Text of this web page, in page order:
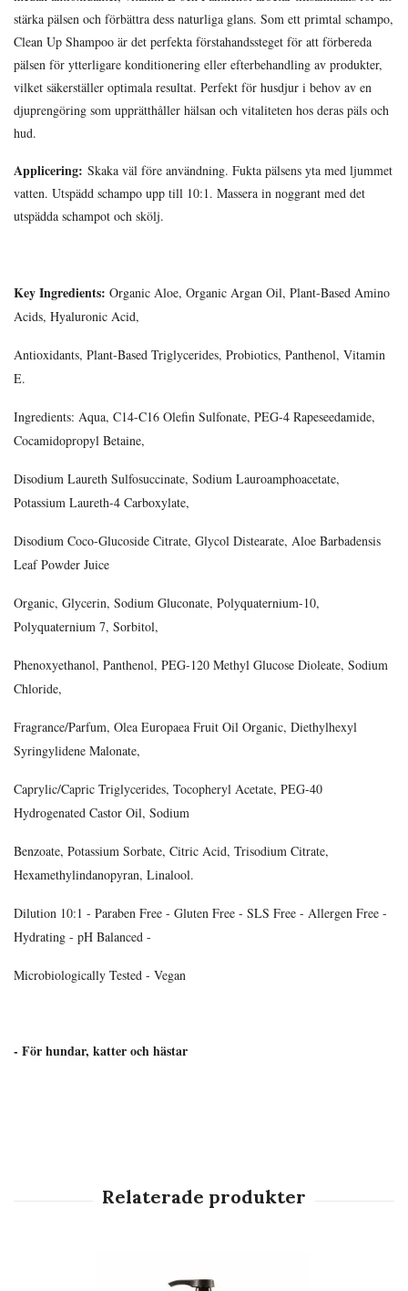
stärka pälsen och förbättra dess naturliga glans. Som ett primtal schampo,
Clean Up Shampoo är det perfekta förstahandssteget för att förbereda
pälsen för ytterligare konditionering eller efterbehandling av produkter,
vilket säkerställer optimala resultat. Perfekt för husdjur i behov av en
djuprengöring som upprätthåller hälsan och vitaliteten hos deras päls och
hud.
Applicering: Skaka väl före användning. Fukta pälsens yta med ljummet
vatten. Utspädd schampo upp till 10:1. Massera in noggrant med det
utspädda schampot och skölj.
Key Ingredients: Organic Aloe, Organic Argan Oil, Plant-Based Amino
Acids, Hyaluronic Acid,
Antioxidants, Plant-Based Triglycerides, Probiotics, Panthenol, Vitamin
E.
Ingredients: Aqua, C14-C16 Olefin Sulfonate, PEG-4 Rapeseedamide,
Cocamidopropyl Betaine,
Disodium Laureth Sulfosuccinate, Sodium Lauroamphoacetate,
Potassium Laureth-4 Carboxylate,
Disodium Coco-Glucoside Citrate, Glycol Distearate, Aloe Barbadensis
Leaf Powder Juice
Organic, Glycerin, Sodium Gluconate, Polyquaternium-10,
Polyquaternium 7, Sorbitol,
Phenoxyethanol, Panthenol, PEG-120 Methyl Glucose Dioleate, Sodium
Chloride,
Fragrance/Parfum, Olea Europaea Fruit Oil Organic, Diethylhexyl
Syringylidene Malonate,
Caprylic/Capric Triglycerides, Tocopheryl Acetate, PEG-40
Hydrogenated Castor Oil, Sodium
Benzoate, Potassium Sorbate, Citric Acid, Trisodium Citrate,
Hexamethylindanopyran, Linalool.
Dilution 10:1 - Paraben Free - Gluten Free - SLS Free - Allergen Free -
Hydrating - pH Balanced -
Microbiologically Tested - Vegan
- För hundar, katter och hästar